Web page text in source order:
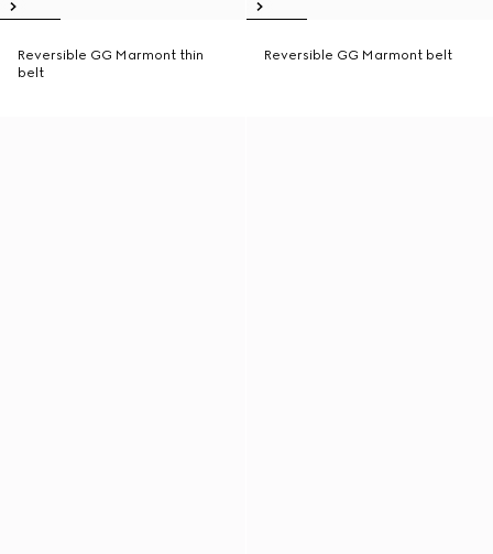
Reversible GG Marmont thin
belt
Reversible GG Marmont belt